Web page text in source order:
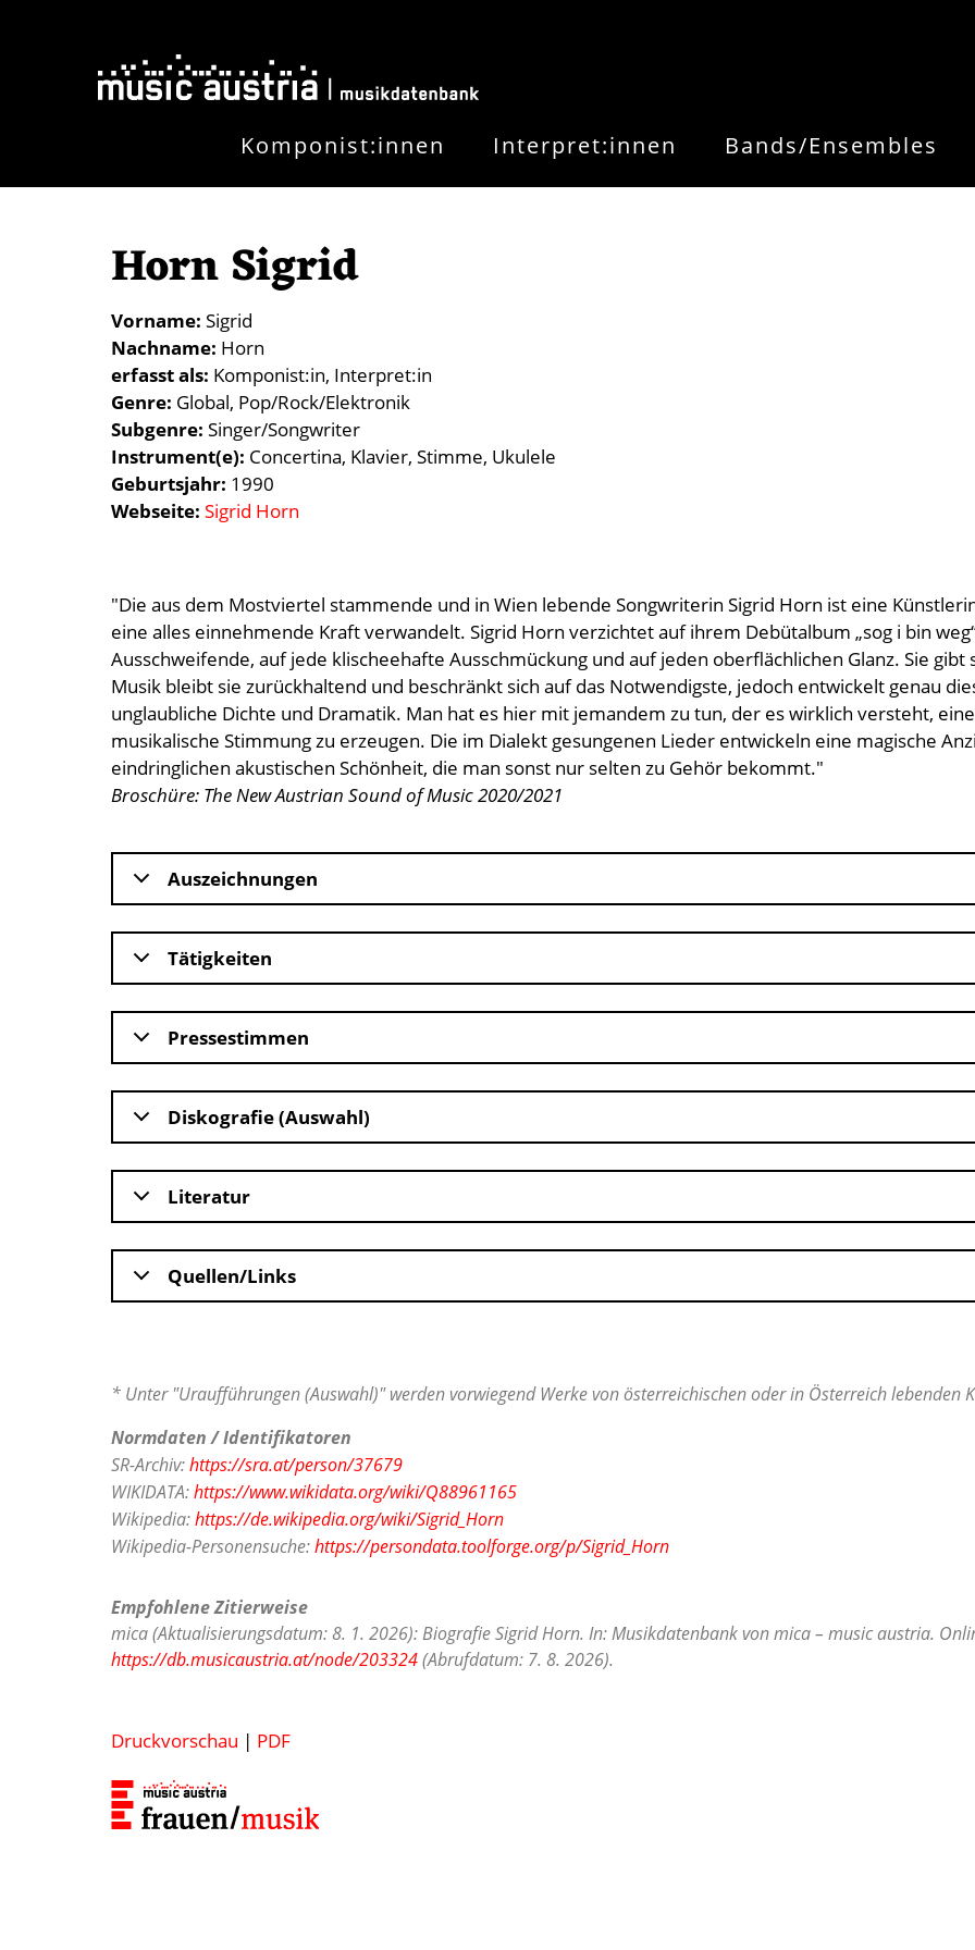
Komponist:innen Interpret:innen Bands/Ensembles
Horn Sigrid
Vorname Sigrid
Nachname Horn
erfasst als Komponist:in Interpret:in
Genre Global Pop/Rock/Elektronik
Subgenre Singer/Songwriter
Instrument(e) Concertina Klavier Stimme Ukulele
Geburtsjahr 1990
Webseite Sigrid Horn
"Die aus dem Mostviertel stammende und in Wien lebende Songwriterin Sigrid Horn ist eine
eine alles einnehmende Kraft verwandelt. Sigrid Horn verzichtet auf ihrem Debütalbum „sog i bin
Ausschweifende, auf jede klischeehafte Ausschmückung und auf jeden oberflächlichen Glanz. Sie
Musik bleibt sie zurückhaltend und beschränkt sich auf das Notwendigste, jedoch entwickelt genau
unglaubliche Dichte und Dramatik. Man hat es hier mit jemandem zu tun, der es wirklich versteht,
musikalische Stimmung zu erzeugen. Die im Dialekt gesungenen Lieder entwickeln eine magische
eindringlichen akustischen Schönheit, die man sonst nur selten zu Gehör bekommt."
Broschüre: The New Austrian Sound of Music 2020/2021
Auszeichnungen
Tätigkeiten
Pressestimmen
Diskografie (Auswahl)
Literatur
Quellen/Links
* Unter "Uraufführungen (Auswahl)" werden vorwiegend Werke von österreichischen oder in Österreich lebenden
Normdaten / Identifikatoren
SR-Archiv:https://sra.at/person/37679
WIKIDATA:https://www.wikidata.org/wiki/Q88961165
Wikipedia:https://de.wikipedia.org/wiki/Sigrid_Horn
Wikipedia-Personensuche:https://persondata.toolforge.org/p/Sigrid_Horn
Empfohlene Zitierweise
mica (Aktualisierungsdatum: 8. 1. 2026): Biografie Sigrid Horn. In: Musikdatenbank von mica – music austria.
https://db.musicaustria.at/node/203324(Abrufdatum: 7. 8. 2026).
Druckvorschau | PDF